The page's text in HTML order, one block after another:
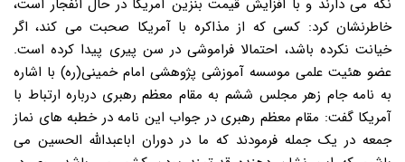
نگه می دارند و با افزایش قیمت بنزین آمریکا در حال انفجار است،
خاطرنشان کرد: کسی که از مذاکره با آمریکا صحبت می کند، اگر
خیانت نکرده باشد، احتمالا فراموشی در سن پیری پیدا کرده است.
عضو هئیت علمی موسسه آموزشی پژوهشی امام خمینی(ره) با اشاره
به نامه جام زهر مجلس ششم به مقام معظم رهبری درباره ارتباط با
آمریکا گفت: مقام معظم رهبری در جواب این نامه در خطبه های نماز
جمعه در یک جمله فرمودند که ما در دوران اباعبدالله الحسین می